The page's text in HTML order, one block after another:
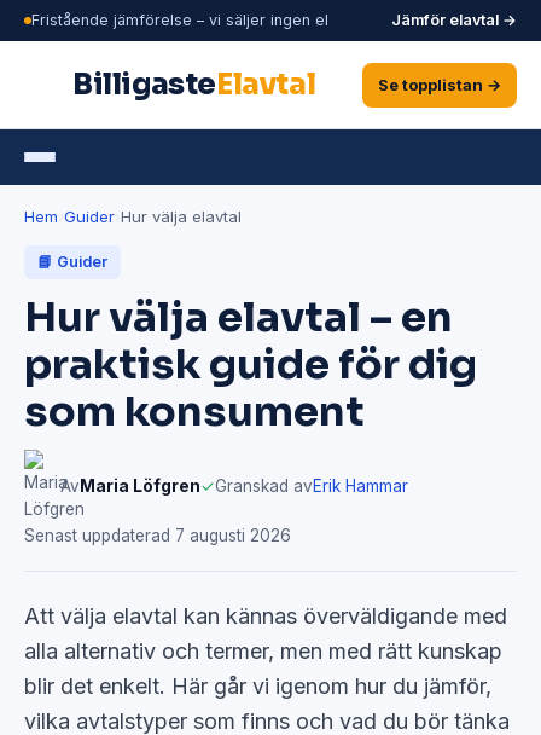
Fristående jämförelse – vi säljer ingen el Jämför elavtal →
BilligasteElavtal Se topplistan →
Hem Guider Hur välja elavtal
📘 Guider
Hur välja elavtal – en
praktisk guide för dig
som konsument
Av Maria Löfgren✓Granskad avErik Hammar
Senast uppdaterad 7 augusti 2026
Att välja elavtal kan kännas överväldigande med
alla alternativ och termer, men med rätt kunskap
blir det enkelt. Här går vi igenom hur du jämför,
vilka avtalstyper som finns och vad du bör tänka